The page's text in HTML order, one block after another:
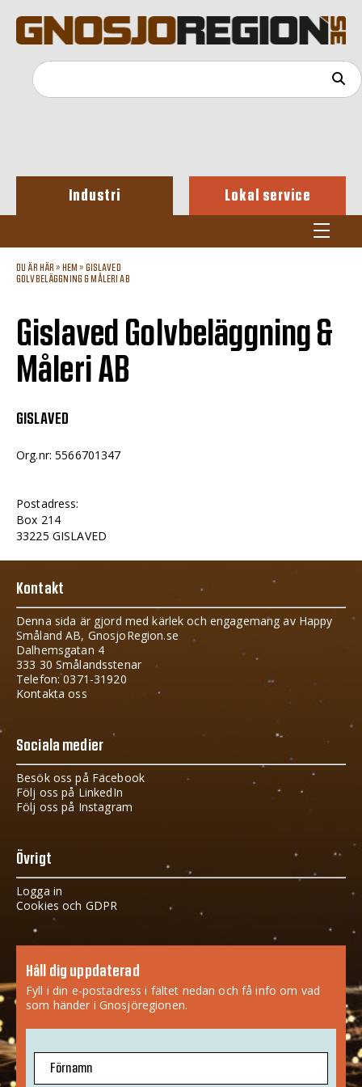
Industri Lokal service
DU ÄR HÄR » HEM » GISLAVED
GOLVBELÄGGNING & MÅLERI AB
Gislaved Golvbeläggning &
Måleri AB
GISLAVED
Org.nr: 5566701347
Postadress:
Box 214
33225 GISLAVED
Kontakt
Denna sida är gjord med kärlek och engagemang av Happy
Småland AB, GnosjoRegion.se
Dalhemsgatan 4
333 30 Smålandsstenar
Telefon: 0371-31920
Kontakta oss
Sociala medier
Besök oss på Facebook
Följ oss på LinkedIn
Följ oss på Instagram
Övrigt
Logga in
Cookies och GDPR
Håll dig uppdaterad
Fyll i din e-postadress i fältet nedan och få info om vad
som händer i Gnosjöregionen.
Förnamn